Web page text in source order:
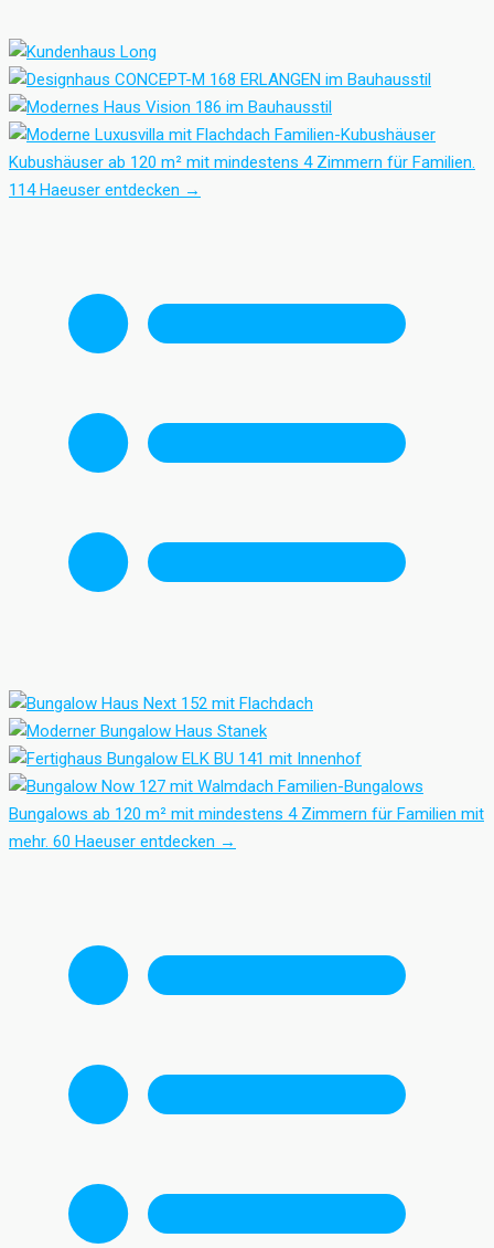
Familien-Kubushäuser
Kubushäuser ab 120 m² mit mindestens 4 Zimmern für Familien.
114 Haeuser entdecken →
Familien-Bungalows
Bungalows ab 120 m² mit mindestens 4 Zimmern für Familien mit
mehr. 60 Haeuser entdecken →